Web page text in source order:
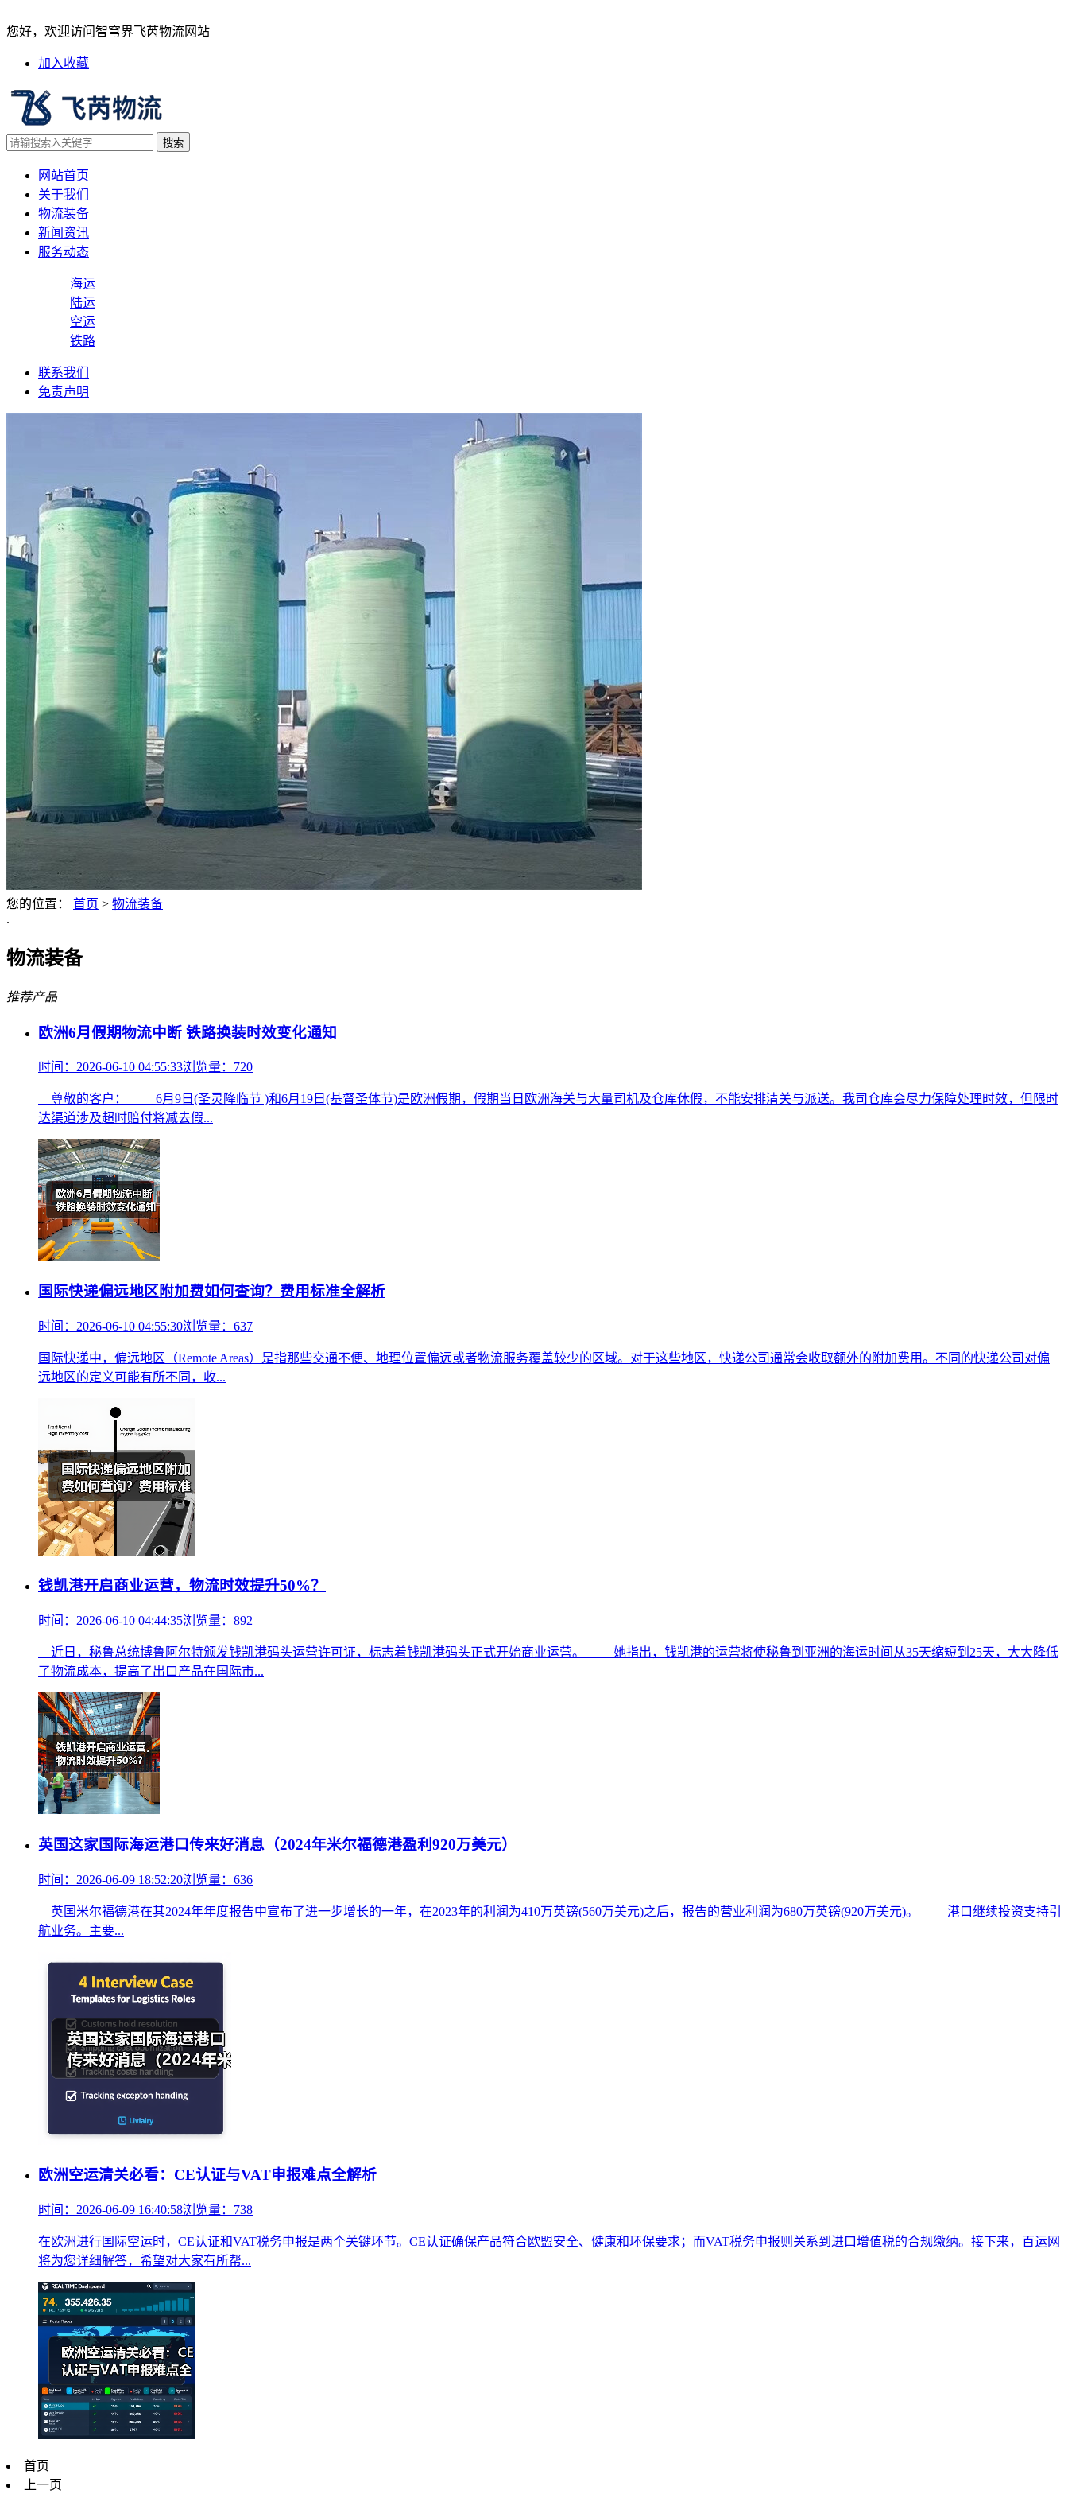
物流装备
您好，欢迎访问智穹界飞芮物流网站
加入收藏
网站首页
关于我们
物流装备
新闻资讯
服务动态
海运
陆运
空运
铁路
联系我们
免责声明
您的位置： 首页 > 物流装备
.
物流装备
推荐产品
欧洲6月假期物流中断 铁路换装时效变化通知
时间：2026-06-10 04:55:33浏览量：720
尊敬的客户： 6月9日(圣灵降临节 )和6月19日(基督圣体节)是欧洲假期，假期当日欧洲海关与大量司机及仓库休假，不能安排清关与派送。我司仓库会尽力保障处理时效，但限时
达渠道涉及超时赔付将减去假...
国际快递偏远地区附加费如何查询？费用标准全解析
时间：2026-06-10 04:55:30浏览量：637
国际快递中，偏远地区（Remote Areas）是指那些交通不便、地理位置偏远或者物流服务覆盖较少的区域。对于这些地区，快递公司通常会收取额外的附加费用。不同的快递公司对偏
远地区的定义可能有所不同，收...
钱凯港开启商业运营，物流时效提升50%？
时间：2026-06-10 04:44:35浏览量：892
近日，秘鲁总统博鲁阿尔特颁发钱凯港码头运营许可证，标志着钱凯港码头正式开始商业运营。 她指出，钱凯港的运营将使秘鲁到亚洲的海运时间从35天缩短到25天，大大降低
了物流成本，提高了出口产品在国际市...
英国这家国际海运港口传来好消息（2024年米尔福德港盈利920万美元）
时间：2026-06-09 18:52:20浏览量：636
英国米尔福德港在其2024年年度报告中宣布了进一步增长的一年，在2023年的利润为410万英镑(560万美元)之后，报告的营业利润为680万英镑(920万美元)。 港口继续投资支持引
航业务。主要...
欧洲空运清关必看：CE认证与VAT申报难点全解析
时间：2026-06-09 16:40:58浏览量：738
在欧洲进行国际空运时，CE认证和VAT税务申报是两个关键环节。CE认证确保产品符合欧盟安全、健康和环保要求；而VAT税务申报则关系到进口增值税的合规缴纳。接下来，百运网
将为您详细解答，希望对大家有所帮...
首页
上一页